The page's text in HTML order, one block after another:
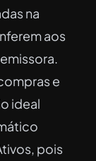
na
aos
e
ideal
pois